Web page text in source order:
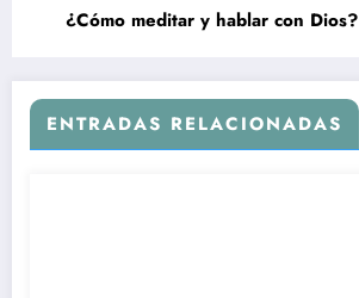
¿Cómo meditar y hablar con Dios?
ENTRADAS RELACIONADAS